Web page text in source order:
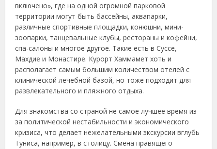
включено», где на одной огромной парковой
территории могут быть бассейны, аквапарки,
различные спортивные площадки, конюшни, мини-
зоопарки, танцевальные клубы, рестораны и кофейни,
спа-салоны и многое другое. Такие есть в Суссе,
Махдие и Монастире. Курорт Хаммамет хоть и
располагает самым большим количеством отелей с
клинической лечебной базой, но тоже подходит для
развлекательного и пляжного отдыха.
Для знакомства со страной не самое лучшее время из-
за политической нестабильности и экономического
кризиса, что делает нежелательными экскурсии вглубь
Туниса, например, в столицу. Смена правящего